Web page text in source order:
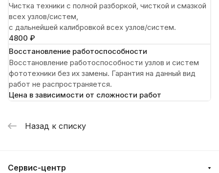
Чистка техники с полной разборкой, чисткой и смазкой
всех узлов/систем,
с дальнейшей калибровкой всех узлов/систем.
4800 ₽
Восстановление работоспособности
Восстановление работоспособности узлов и систем
фототехники без их замены. Гарантия на данный вид
работ не распространяется.
Цена в зависимости от сложности работ
Назад к списку
Сервис-центр